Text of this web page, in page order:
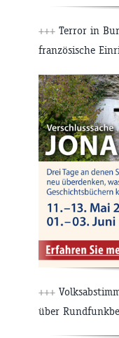
+++ Terror in
französische
+++
über